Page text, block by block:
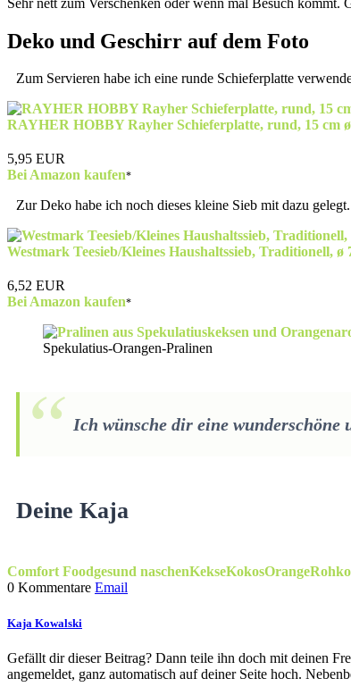
Deko und Geschirr auf dem Foto
Zum Servieren habe ich eine runde Schieferplatte
RAYHER HOBBY Rayher Schieferplatte, rund, 15 cm
5,95 EUR
Bei Amazon kaufen
Zur Deko habe ich noch dieses kleine Sieb mit dazu gelegt.
Westmark Teesieb/Kleines Haushaltssieb, Traditionell,
6,52 EUR
Bei Amazon kaufen
Spekulatius-Orangen-Pralinen
Ich wünsche dir eine wunderschöne
Deine Kaja
Comfort Foodgesund naschenKekseKokosOrange
0 Kommentare Email
Kaja Kowalski
Gefällt dir dieser Beitrag? Dann teile ihn doch mit deinen
angemeldet, ganz automatisch auf deiner Seite hoch.